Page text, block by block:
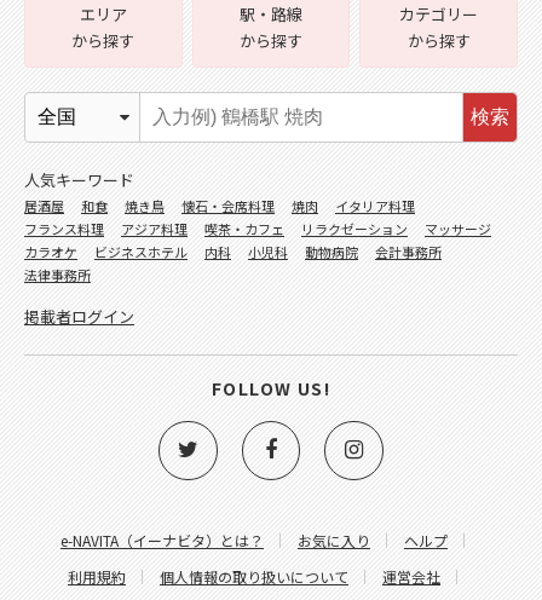
e-NAVITA（イーナビタ）とは？ お気に入り
ヘルプ
利用規約
個人情報の取り扱いについて 運営会社
エリア
から探す
駅・路線
から探す
カテゴリー
から探す
検索
人気キーワード
居酒屋 和食 焼き鳥 懐石・会席料理 焼肉
イタリア料理
フランス料理
アジア料理 喫茶・カフェ リラクゼーション
マッサージ
カラオケ
ビジネスホテル 内科 小児科 動物病院
会計事務所
法律事務所
掲載者ログイン
FOLLOW US!